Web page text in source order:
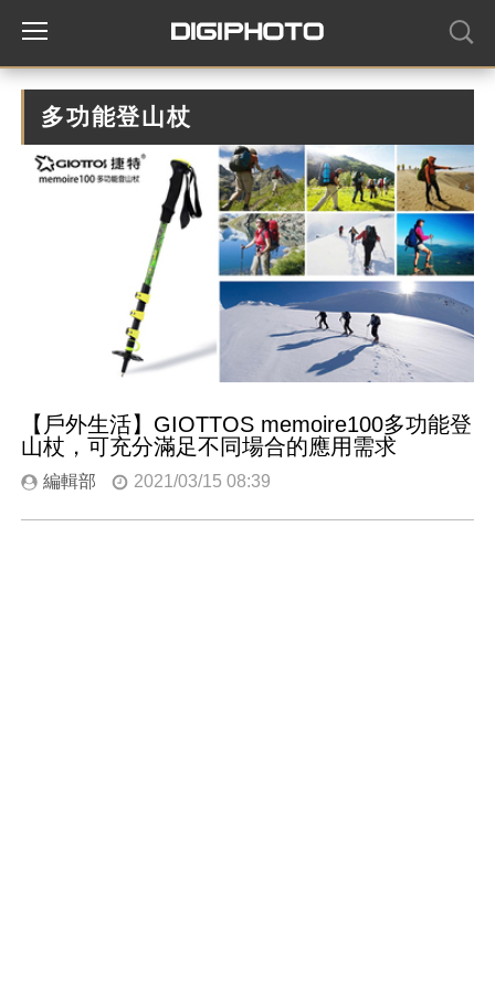
多功能登山杖
【戶外生活】GIOTTOS memoire100多功能登
山杖，可充分滿足不同場合的應用需求
編輯部 2021/03/15 08:39